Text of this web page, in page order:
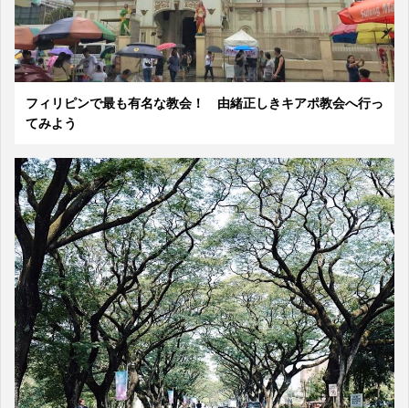
フィリピンで最も有名な教会！ 由緒正しきキアポ教会へ行っ
てみよう